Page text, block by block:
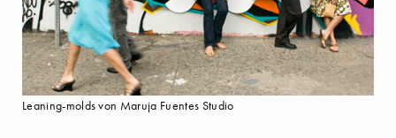
Leaning-molds von Maruja Fuentes Studio